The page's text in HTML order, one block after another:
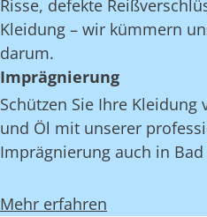
Risse, defekte
Kleidung – wir kümmern
darum.
Imprägnierung
Schützen Sie Ihre Kleidung
und Öl mit unserer
Imprägnierung auch in Bad
Mehr erfahren